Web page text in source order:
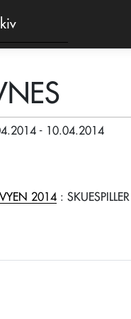
- 10.04.2014
2014 : SKUESPILLER